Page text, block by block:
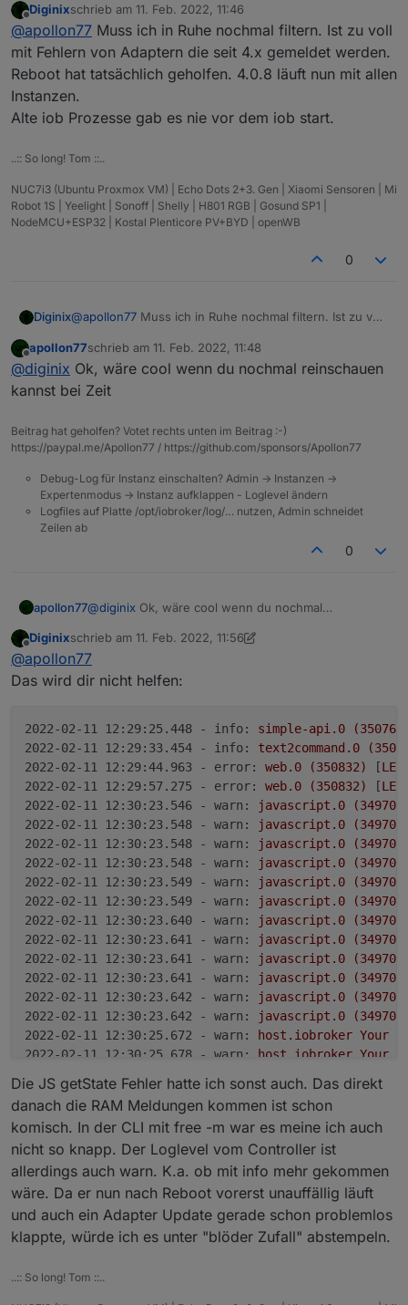
Es sind immer fast alle Instanzen grün, vllt noch
4-5 nicht gestartet und dann werden wieder
alle rot.
Ok, was sagt dann der iobroker log? (Zu dem
Zeitpunkt wo alles rot wird)
Offline
Diginixschrieb am 11. Feb. 2022, 11:46
zuletzt editiert von
@apollon77 Muss ich in Ruhe nochmal filtern. Ist zu voll
mit Fehlern von Adaptern die seit 4.x gemeldet werden.
Reboot hat tatsächlich geholfen. 4.0.8 läuft nun mit allen
Instanzen.
Alte iob Prozesse gab es nie vor dem iob start.
..:: So long! Tom ::..
NUC7i3 (Ubuntu Proxmox VM) | Echo Dots 2+3. Gen | Xiaomi Sensoren | Mi
Robot 1S | Yeelight | Sonoff | Shelly | H801 RGB | Gosund SP1 |
NodeMCU+ESP32 | Kostal Plenticore PV+BYD | openWB
0
Diginix@apollon77 Muss ich in Ruhe nochmal filtern. Ist zu voll
Reboot hat tatsächlich geholfen. 4.0.8 läuft nun mit
allen Instanzen.
Alte iob Prozesse gab es nie vor dem iob start.
Offline
apollon77schrieb am 11. Feb. 2022, 11:48
zuletzt editiert von
@diginix Ok, wäre cool wenn du nochmal reinschauen
kannst bei Zeit
Beitrag hat geholfen? Votet rechts unten im Beitrag :-)
https://paypal.me/Apollon77 / https://github.com/sponsors/Apollon77
Debug-Log für Instanz einschalten? Admin -> Instanzen ->
Expertenmodus -> Instanz aufklappen - Loglevel ändern
Logfiles auf Platte /opt/iobroker/log/… nutzen, Admin schneidet
Zeilen ab
0
apollon77@diginix Ok, wäre cool wenn du nochmal
Offline
Diginixschrieb am 11. Feb. 2022, 11:56
zuletzt editiert von Diginix 2. Nov. 2022, 12:56
@apollon77
Das wird dir nicht helfen:
2022-02-11 12:29:25.448 - info: simple-api.0
2022-02-11 12:29:33.454 - info:
text2command.0
2022-02-11 12:29:44.963 - error:
web.0 (350832) [LE
2022-02-11 12:29:57.275 - error:
web.0 (350832) [LE
2022-02-11 12:30:23.546 - warn:
javascript.0
2022-02-11 12:30:23.548 - warn:
javascript.0
2022-02-11 12:30:23.548 - warn:
javascript.0
2022-02-11 12:30:23.548 - warn:
javascript.0
2022-02-11 12:30:23.549 - warn:
javascript.0
2022-02-11 12:30:23.549 - warn:
javascript.0
2022-02-11 12:30:23.640 - warn:
javascript.0
2022-02-11 12:30:23.641 - warn:
javascript.0
2022-02-11 12:30:23.641 - warn:
javascript.0
2022-02-11 12:30:23.641 - warn:
javascript.0
2022-02-11 12:30:23.642 - warn:
javascript.0
2022-02-11 12:30:23.642 - warn:
javascript.0
2022-02-11 12:30:25.672 - warn:
host.iobroker Your
2022-02-11 12:30:25.678 - warn:
host.iobroker Your
2022-02-11 12:30:26.520 - warn:
host.iobroker Your
2022-02-11 12:30:34.119 - error: text2command.0
2022-02-11 12:30:34.133 - error:
simple-api.0
2022-02-11 12:30:34.134 - error: radar2.0 (350696)
2022-02-11 12:30:34.154 - error: parser.0 (350642)
2022-02-11 12:30:34.161 - error:
lupusec.0 (350587)
2022-02-11 12:30:34.171 - error:
info.0 (350074)
2022-02-11 12:30:34.177 - error:
backitup.0
2022-02-11 12:30:34.191 - error:
shelly.0 (349917)
2022-02-11 12:30:34.205 - error:
Die JS getState Fehler hatte ich sonst auch. Das direkt
danach die RAM Meldungen kommen ist schon
komisch. In der CLI mit free -m war es meine ich auch
nicht so knapp. Der Loglevel vom Controller ist
allerdings auch warn. K.a. ob mit info mehr gekommen
wäre. Da er nun nach Reboot vorerst unauffällig läuft
und auch ein Adapter Update gerade schon problemlos
klappte, würde ich es unter "blöder Zufall" abstempeln.
..:: So long! Tom ::..